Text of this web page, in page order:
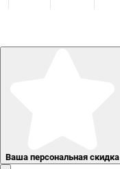
Ваша персональная скидка